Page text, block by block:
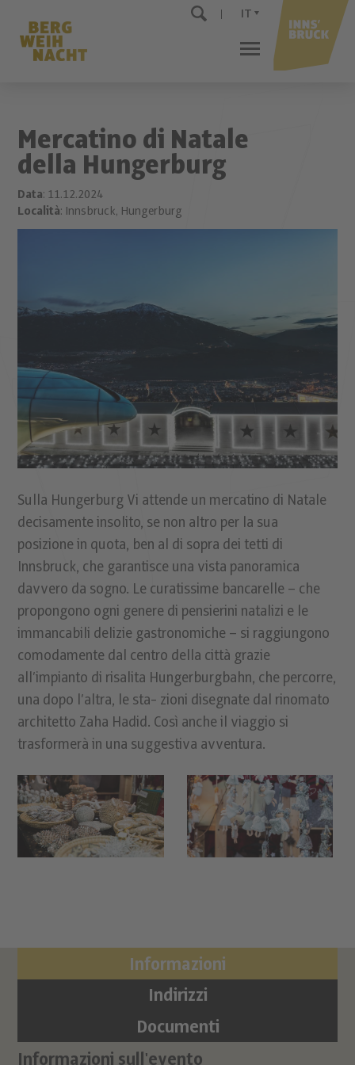
IT
Mercatino di Natale
della Hungerburg
Data: 11.12.2024
Località: Innsbruck, Hungerburg
Sulla Hungerburg Vi attende un mercatino di Natale
decisamente insolito, se non altro per la sua
posizione in quota, ben al di sopra dei tetti di
Innsbruck, che garantisce una vista panoramica
davvero da sogno. Le curatissime bancarelle – che
propongono ogni genere di pensierini natalizi e le
immancabili delizie gastronomiche – si raggiungono
comodamente dal centro della città grazie
all’impianto di risalita Hungerburgbahn, che percorre,
una dopo l’altra, le sta- zioni disegnate dal rinomato
architetto Zaha Hadid. Così anche il viaggio si
trasformerà in una suggestiva avventura.
Informazioni sull'evento
Informazioni
Indirizzi
Documenti